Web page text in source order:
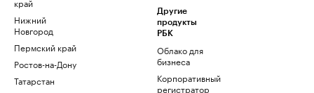
Нижний
Новгород
Пермский край
Ростов-на-Дону
Татарстан
Другие
продукты
РБК
Облако для
бизнеса
Корпоративный
регистратор